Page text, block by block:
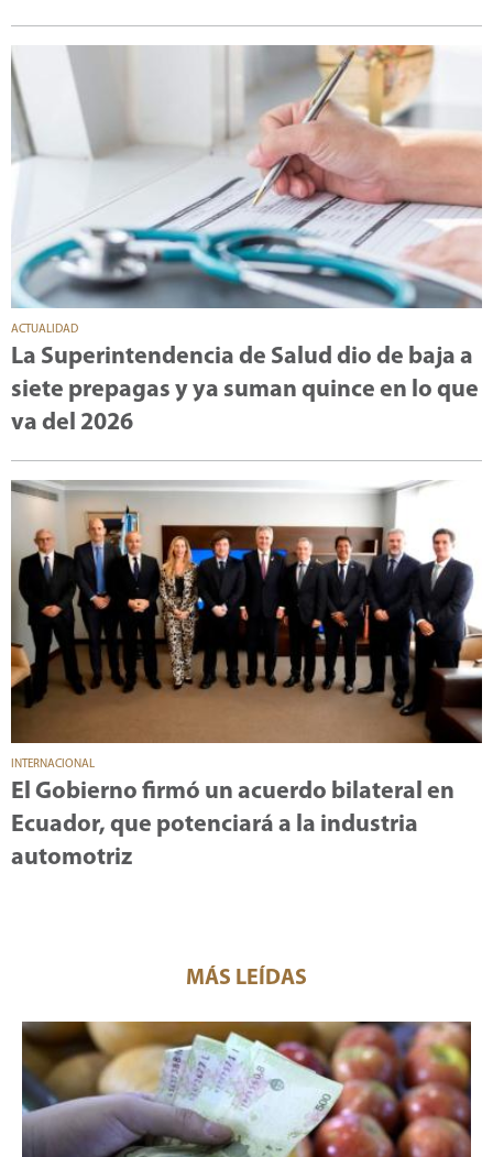
ACTUALIDAD
La Superintendencia de Salud dio de baja a
siete prepagas y ya suman quince en lo que
va del 2026
INTERNACIONAL
El Gobierno firmó un acuerdo bilateral en
Ecuador, que potenciará a la industria
automotriz
MÁS LEÍDAS